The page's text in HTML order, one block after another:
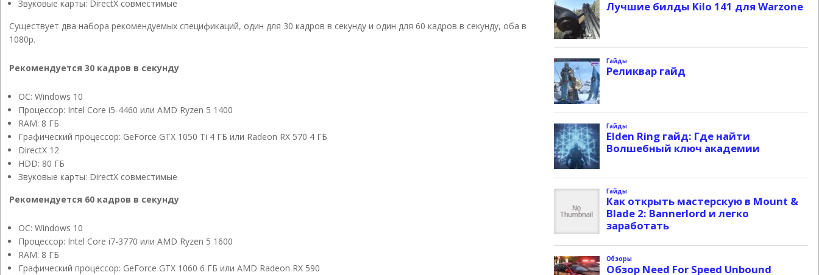
Звуковые карты: DirectX совместимые
Существует два набора рекомендуемых спецификаций, один для 30 кадров в секунду и один для 60 кадров в секунду, оба в
1080p.
Рекомендуется 30 кадров в секунду
ОС: Windows 10
Процессор: Intel Core i5-4460 или AMD Ryzen 5 1400
RAM: 8 ГБ
Графический процессор: GeForce GTX 1050 Ti 4 ГБ или Radeon RX 570 4 ГБ
DirectX 12
HDD: 80 ГБ
Звуковые карты: DirectX совместимые
Рекомендуется 60 кадров в секунду
ОС: Windows 10
Процессор: Intel Core i7-3770 или AMD Ryzen 5 1600
RAM: 8 ГБ
Графический процессор: GeForce GTX 1060 6 ГБ или AMD Radeon RX 590